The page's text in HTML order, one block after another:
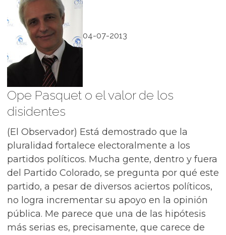
04-07-2013
Ope Pasquet o el valor de los
disidentes
(El Observador) Está demostrado que la
pluralidad fortalece electoralmente a los
partidos políticos. Mucha gente, dentro y fuera
del Partido Colorado, se pregunta por qué este
partido, a pesar de diversos aciertos políticos,
no logra incrementar su apoyo en la opinión
pública. Me parece que una de las hipótesis
más serias es, precisamente, que carece de